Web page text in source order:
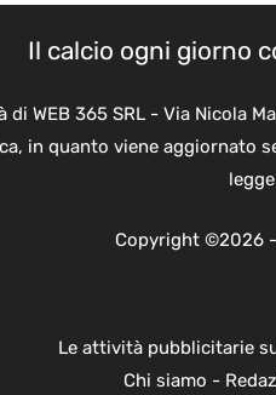
Il calcio ogni giorno
WEB 365 SRL - Via Nicola
in quanto viene aggiornato
Copyright ©2026
Le attività pubblicitarie
Chi siamo -